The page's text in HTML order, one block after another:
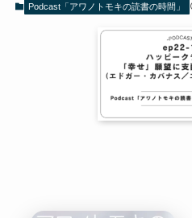
Podcast「アワノトモキの読書の時間」